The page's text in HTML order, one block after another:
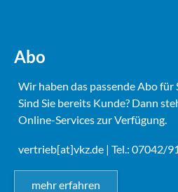
Abo
Wir haben das passende Abo für
Sind Sie bereits Kunde? Dann
Online-Services zur Verfügung.
vertrieb[at]vkz.de | Tel.: 07042/
mehr erfahren